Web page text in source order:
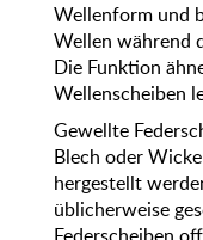
Wellenform und
Wellen während
Die Funktion
Wellenscheiben
Gewellte
Blech oder
hergestellt
üblicherweise